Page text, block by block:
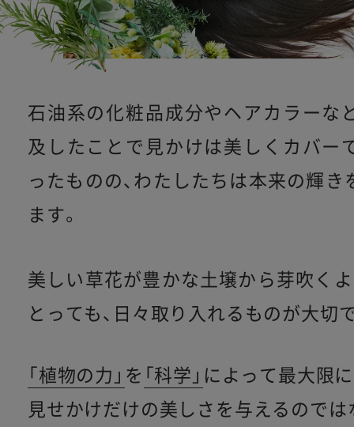
石油系の化粧品成分やヘアカラーな
及したことで 見かけは美しくカバー
ったものの、わたしたちは本来の輝
ます。
美しい草花が豊かな土壌から芽吹く
とっても、日々取り入れるものが大切
「植物の力」 を 「科学」 によって最大限
見せかけだけの美しさを与えるのでは